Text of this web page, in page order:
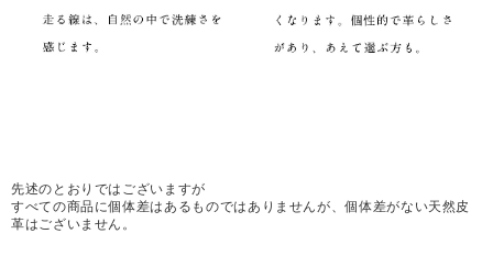
先述のとおりではございますが
すべての商品に個体差はあるものではありませんが、個体差がない天然皮
革はございません。